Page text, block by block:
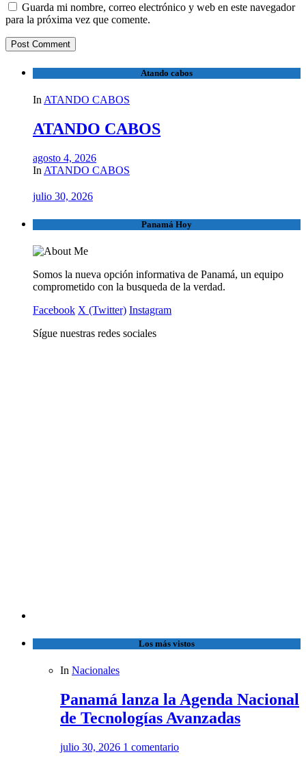
Guarda mi nombre, correo electrónico y web en este navegador
para la próxima vez que comente.
Atando cabos
In ATANDO CABOS
ATANDO CABOS
agosto 4, 2026
In ATANDO CABOS
julio 30, 2026
Panamá Hoy
Somos la nueva opción informativa de Panamá, un equipo
comprometido con la busqueda de la verdad.
Facebook X (Twitter) Instagram
Sígue nuestras redes sociales
Los más vistos
In Nacionales
Panamá lanza la Agenda Nacional
de Tecnologías Avanzadas
julio 30, 2026 1 comentario